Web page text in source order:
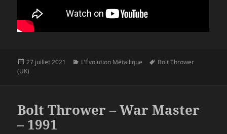
Publié
le
27 juillet 2021 Catégories
L'Évolution Métallique
Mots-
Bolt Thrower
(UK)
Bolt Thrower – War Master
– 1991